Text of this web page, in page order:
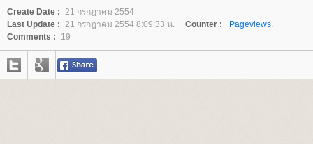
Create Date : 21 กรกฎาคม 2554
Last Update : 21 กรกฎาคม 2554 8:09:33 น. Counter :
Pageviews.
Comments :
19